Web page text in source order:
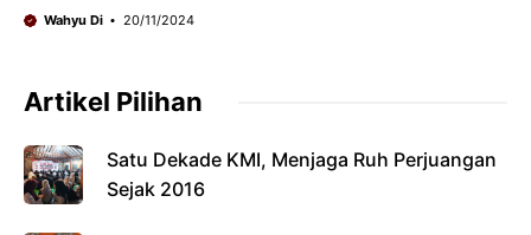
Wahyu Di 20/11/2024
Artikel Pilihan
Satu Dekade KMI, Menjaga Ruh Perjuangan
Sejak 2016